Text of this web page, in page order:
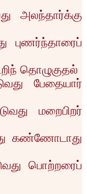
அலந்தார்க்கு
புணர்ந்தாரைப்
தொழுகுதல்
பேதையார்
மறைபிறர்
கண்ணோடாது
பொற்றரைப்